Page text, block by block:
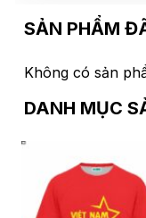
SẢN PHẨM
Không có sản
DANH MỤC